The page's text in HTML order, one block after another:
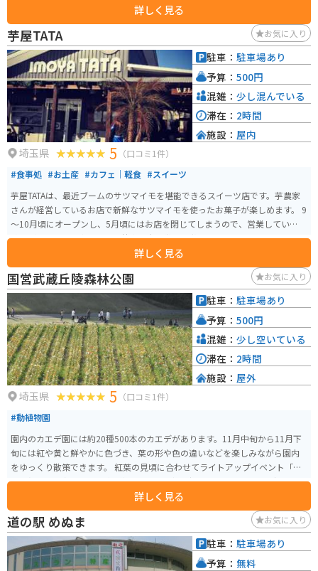
詳しく見る
芋屋TATA お気に入り
埼玉県 5 （口コミ1件）
#食事処 #お土産 #カフェ｜軽食 #スイーツ
芋屋TATAは、最近ブームのサツマイモを堪能できるスイーツ店です。芋農家
さんが経営しているお店で新鮮なサツマイモを使ったお菓子が楽しめます。 9
～10月頃にオープンし、5月頃にはお店を閉じてしまうので、営業しているか
確認が必要です。昨年には農林水産大臣賞を受賞しているお店です。
詳しく見る
駐車： 駐車場あり
予算： 500円
混雑： 少し混んでいる
滞在： 2時間
施設： 屋内
国営武蔵丘陵森林公園 お気に入り
埼玉県 5 （口コミ1件）
#動植物園
園内のカエデ園には約20種500本のカエデがあります。11月中旬から11月下
旬には紅や黄と鮮やかに色づき、葉の形や色の違いなどを楽しみながら園内
をゆっくり散策できます。 紅葉の見頃に合わせてライトアップイベント「紅
葉見(もみじみ)ナイト」が開催され、期間中は夜間オープンします。夜の公園
は昼間とはまた違った幻想的な雰囲気で、深まる里山の秋を楽しむことがで
きます。
詳しく見る
駐車： 駐車場あり
予算： 500円
混雑： 少し空いている
滞在： 2時間
施設： 屋外
道の駅 めぬま お気に入り
駐車： 駐車場あり
予算： 無料